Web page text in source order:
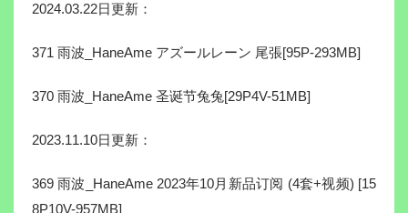
2024.03.22日更新：
371 雨波_HaneAme アズールレーン 尾張[95P-293MB]
370 雨波_HaneAme 圣诞节兔兔[29P4V-51MB]
2023.11.10日更新：
369 雨波_HaneAme 2023年10月新品订阅 (4套+视频) [15
8P10V-957MB]